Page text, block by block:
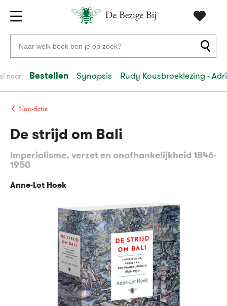
Gratis
verzending
vanaf
20
euro
Voor
23:59
volgendein
Veilig
Gratis
Zoeken
naar
auteurs
en
uitgevers
naar: Bestellen Synopsis Rudy Kousbroeklezing -
Non-fictie
De strijd om Bali
Imperialisme, verzet en onafhankelijkheid 1846-
1950
Anne-Lot Hoek